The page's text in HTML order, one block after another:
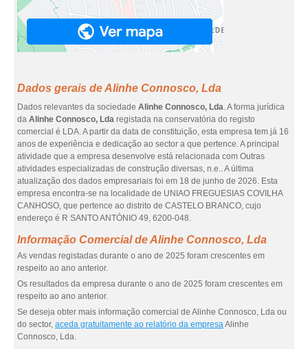
Dados gerais de Alinhe Connosco, Lda
Dados relevantes da sociedade Alinhe Connosco, Lda. A forma jurídica
da Alinhe Connosco, Lda registada na conservatória do registo
comercial é LDA. A partir da data de constituição, esta empresa tem já 16
anos de experiência e dedicação ao sector a que pertence. A principal
atividade que a empresa desenvolve está relacionada com Outras
atividades especializadas de construção diversas, n.e.. A última
atualização dos dados empresariais foi em 18 de junho de 2026. Esta
empresa encontra-se na localidade de UNIAO FREGUESIAS COVILHA
CANHOSO, que pertence ao distrito de CASTELO BRANCO, cujo
endereço é R SANTO ANTÓNIO 49, 6200-048.
Informação Comercial de Alinhe Connosco, Lda
As vendas registadas durante o ano de 2025 foram crescentes em
respeito ao ano anterior.
Os resultados da empresa durante o ano de 2025 foram crescentes em
respeito ao ano anterior.
Se deseja obter mais informação comercial de Alinhe Connosco, Lda ou
do sector, aceda gratuitamente ao relatório da empresaAlinhe
Connosco, Lda.